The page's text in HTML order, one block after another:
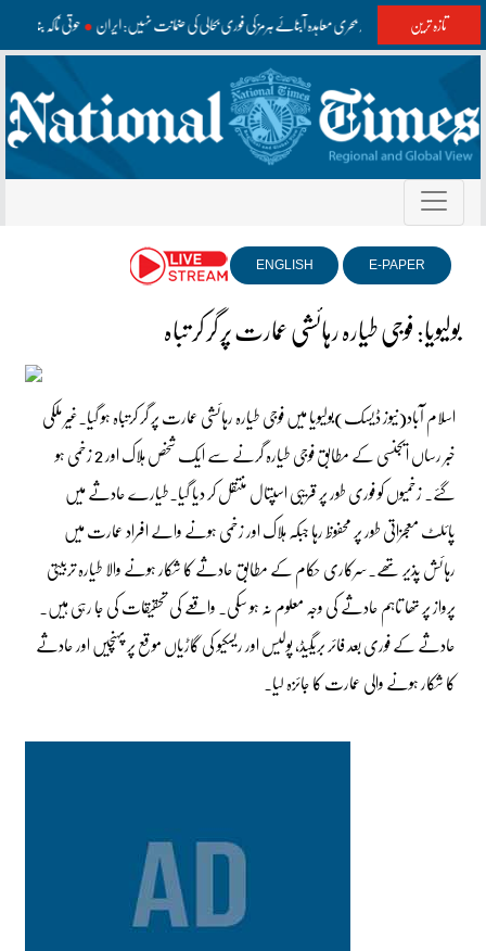
تازہ ترین عمان سے ممکنہ بحری معاہدہ آبنائے ہرمز کی فوری بحالی کی ضمانت نہیں: ایران حوثی ناکہ
E-PAPER
ENGLISH
بولیویا: فوجی طیارہ رہائشی عمارت پر گر کر تباہ
اسلام آباد(نیوز ڈیسک)بولیویا میں فوجی طیارہ رہائشی عمارت پر گر کرتباہ ہو گیا۔غیر ملکی
خبر رساں ایجنسی کے مطابق فوجی طیارہ گرنے سے ایک شخص ہلاک اور 2 زخمی ہو
گئے۔ زخمیوں کو فوری طور پر قریبی اسپتال منتقل کر دیا گیا۔طیارے حادثے میں
پائلٹ معجزاتی طور پر محفوظ رہا جبکہ ہلاک اور زخمی ہونے والے افراد عمارت میں
رہائش پذیر تھے۔سرکاری حکام کے مطابق حادثے کا شکار ہونے والا طیارہ تربیتی
پرواز پر تھا تاہم حادثے کی وجہ معلوم نہ ہو سکی۔ واقعے کی تحقیقات کی جا رہی ہیں۔
حادثے کے فوری بعد فائر بریگیڈ، پولیس اور ریسکیو کی گاڑیاں موقع پر پہنچیں اور حادثے
کا شکار ہونے والی عمارت کا جائزہ لیا۔